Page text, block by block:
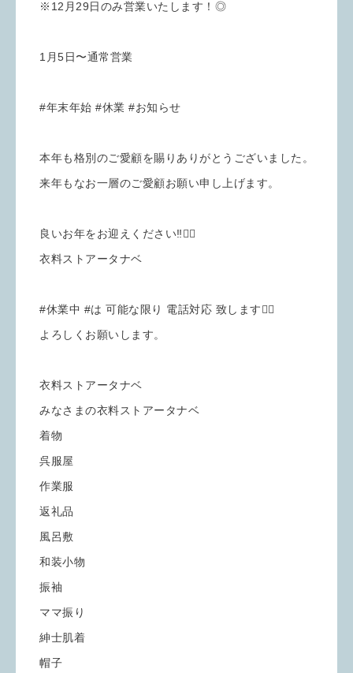
※12月29日のみ営業いたします！◎
1月5日〜通常営業
#年末年始 #休業 #お知らせ
本年も格別のご愛顧を賜りありがとうございました。
来年もなお一層のご愛顧お願い申し上げます。
良いお年をお迎えください‼️🙇‍♀️
衣料ストアータナベ
#休業中 #は 可能な限り 電話対応 致します🙇‍♀️
よろしくお願いします。
衣料ストアータナベ
みなさまの衣料ストアータナベ
着物
呉服屋
作業服
返礼品
風呂敷
和装小物
振袖
ママ振り
紳士肌着
帽子